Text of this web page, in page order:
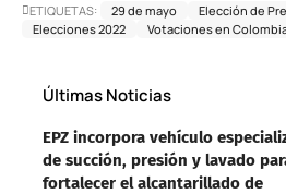
ETIQUETAS: 29 de mayo
Elección de
Elecciones 2022
Votaciones en
Últimas Noticias
EPZ incorpora vehículo
de succión, presión y lavado
fortalecer el alcantarillado de